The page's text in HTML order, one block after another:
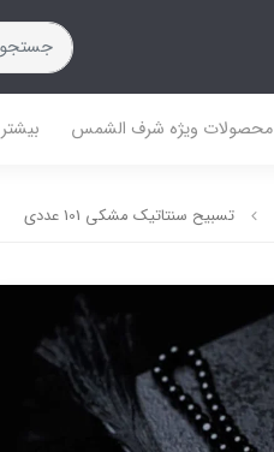
محصولات ویژه شرف الشمس بیشتر
تسبیح سنتاتیک مشکی 101 عددی